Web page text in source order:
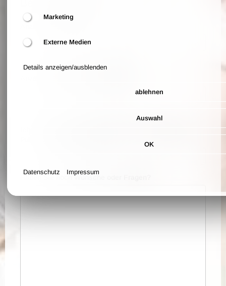
Haben Sie noch Wünsche oder Fragen?
Marketing
Externe Medien
Details anzeigen/ausblenden
ablehnen
Auswahl
OK
Datenschutz Impressum